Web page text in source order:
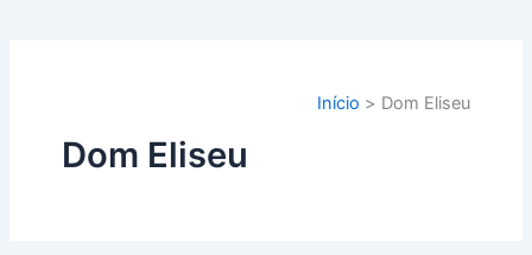
Início Dom Eliseu
Dom Eliseu